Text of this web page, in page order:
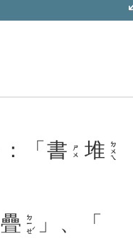
：「書 ㄕㄨ 堆 ㄉㄨㄟ
疊 ㄉㄧㄝˊ
」、「